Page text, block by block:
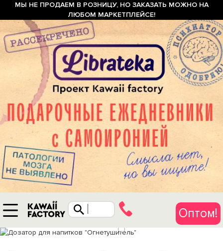
МЫ НЕ ПРОДАЕМ В РОЗНИЦУ, НО ЗАКАЗАТЬ МОЖНО НА
ЛЮБОМ МАРКЕТПЛЕЙСЕ!
Оптом!